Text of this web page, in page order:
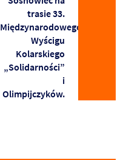
trasie 33.
Międzynarodowego
Wyścigu
Kolarskiego
„Solidarności”
i
Olimpijczyków.